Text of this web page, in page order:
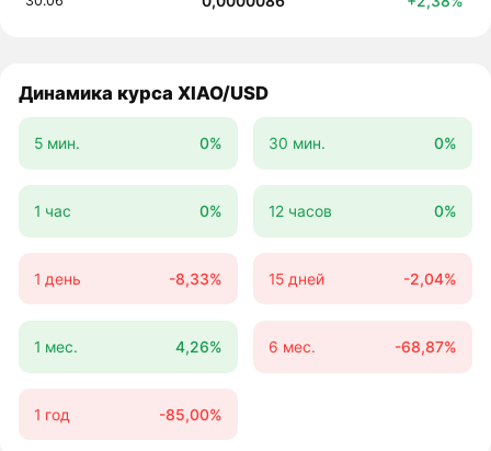
Динамика курса XIAO/USD
5 мин. 0% 30 мин. 0%
1 час 0% 12 часов 0%
1 день -8,33% 15 дней -2,04%
1 мес. 4,26% 6 мес. -68,87%
1 год -85,00%